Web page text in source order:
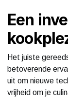
Een
Het juiste
betoverende
uit om nieuwe
vrijheid om je